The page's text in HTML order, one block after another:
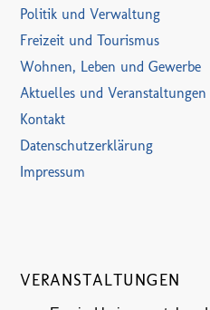
Politik und Verwaltung
Freizeit und Tourismus
Wohnen, Leben und Gewerbe
Aktuelles und Veranstaltungen
Kontakt
Datenschutzerklärung
Impressum
VERANSTALTUNGEN